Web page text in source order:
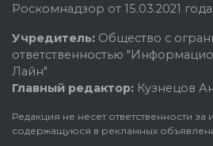
Роскомнадзор от 15.03.2021 года
Учредитель: Общество с
ответственностью
Лайн"
Главный редактор: Кузнецов
Редакция не несет ответственности
содержащуюся в рекламных